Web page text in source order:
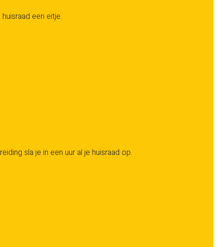
een eitje.
sla je in een uur al je huisraad op.